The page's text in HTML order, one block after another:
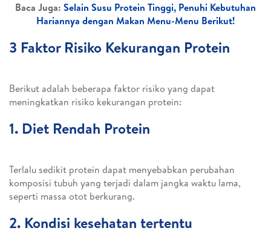
Baca Juga: Selain Susu Protein Tinggi, Penuhi Kebutuhan
Hariannya dengan Makan Menu-Menu Berikut!
3 Faktor Risiko Kekurangan Protein
Berikut adalah beberapa faktor risiko yang dapat
meningkatkan risiko kekurangan protein:
1. Diet Rendah Protein
Terlalu sedikit protein dapat menyebabkan perubahan
komposisi tubuh yang terjadi dalam jangka waktu lama,
seperti massa otot berkurang.
2. Kondisi kesehatan tertentu